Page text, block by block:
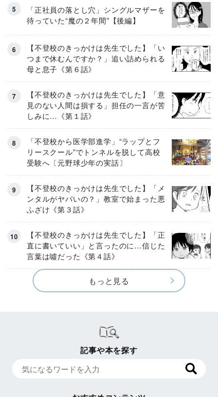
「正社員の落とし穴」シングルマザーを
待っていた“魔の２年間”【後編】
【不登校のきっかけは先生でした】「い
つまで休むんですか？」追い詰められる
母と息子《第６話》
【不登校のきっかけは先生でした】「意
見のない人間は損する」担任の一言が苦
しみに…《第１話》
「不登校から医学部進学」“ラップとフ
リースクール”でトンネルを脱して高校
受験へ〔元野球少年の実話〕
【不登校のきっかけは先生でした】「メ
ンタルがヤバいの？」教室で始まった悪
ふざけ《第３話》
【不登校のきっかけは先生でした】「正
直に書いていい」と言ったのに…信じた
言葉は噓だった《第４話》
もっと見る
記事や本を探す